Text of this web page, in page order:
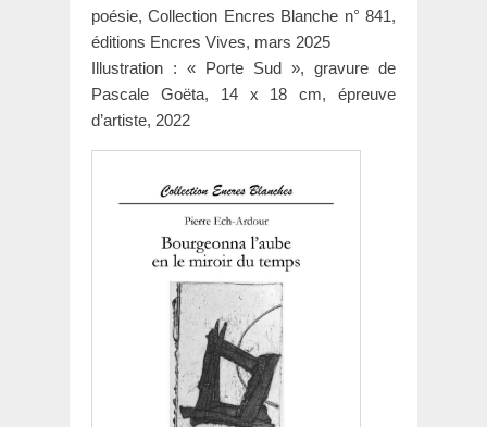
poésie, Collection Encres Blanche n° 841,
éditions Encres Vives, mars 2025
Illustration : « Porte Sud », gravure de
Pascale Goëta, 14 x 18 cm, épreuve
d’artiste, 2022